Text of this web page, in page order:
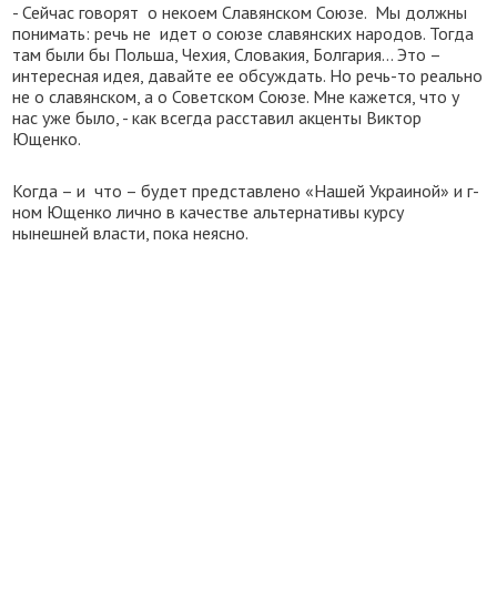
- Сейчас говорят о некоем Славянском Союзе. Мы должны
понимать: речь не идет о союзе славянских народов. Тогда
там были бы Польша, Чехия, Словакия, Болгария… Это –
интересная идея, давайте ее обсуждать. Но речь-то реально
не о славянском, а о Советском Союзе. Мне кажется, что у
нас уже было, - как всегда расставил акценты Виктор
Ющенко.
Когда – и что – будет представлено «Нашей Украиной» и г-
ном Ющенко лично в качестве альтернативы курсу
нынешней власти, пока неясно.